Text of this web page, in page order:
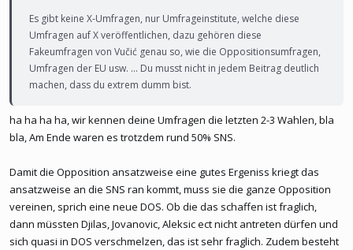
Es gibt keine X-Umfragen, nur Umfrageinstitute, welche diese
Umfragen auf X veröffentlichen, dazu gehören diese
Fakeumfragen von Vučić genau so, wie die Oppositionsumfragen,
Umfragen der EU usw. ... Du musst nicht in jedem Beitrag deutlich
machen, dass du extrem dumm bist.
ha ha ha ha, wir kennen deine Umfragen die letzten 2-3 Wahlen, bla
bla, Am Ende waren es trotzdem rund 50% SNS.
Damit die Opposition ansatzweise eine gutes Ergeniss kriegt das
ansatzweise an die SNS ran kommt, muss sie die ganze Opposition
vereinen, sprich eine neue DOS. Ob die das schaffen ist fraglich,
dann müssten Djilas, Jovanovic, Aleksic ect nicht antreten dürfen und
sich quasi in DOS verschmelzen, das ist sehr fraglich. Zudem besteht